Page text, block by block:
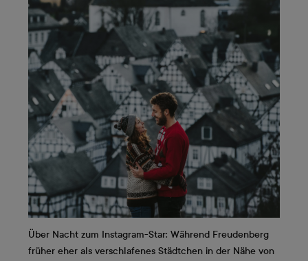
Über Nacht zum Instagram-Star: Während Freudenberg
früher eher als verschlafenes Städtchen in der Nähe von